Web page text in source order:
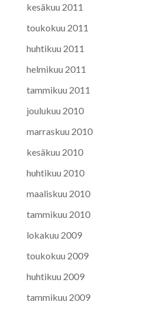
kesäkuu 2011
toukokuu 2011
huhtikuu 2011
helmikuu 2011
tammikuu 2011
joulukuu 2010
marraskuu 2010
kesäkuu 2010
huhtikuu 2010
maaliskuu 2010
tammikuu 2010
lokakuu 2009
toukokuu 2009
huhtikuu 2009
tammikuu 2009